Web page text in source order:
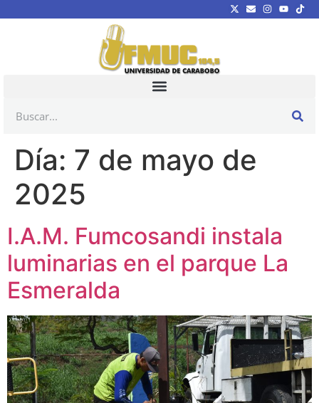
Día: 7 de mayo de
2025
I.A.M. Fumcosandi instala
luminarias en el parque La
Esmeralda